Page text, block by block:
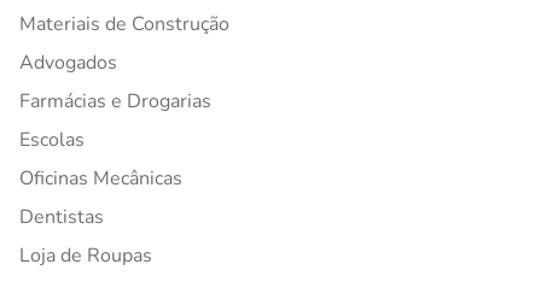
Materiais de Construção
Advogados
Farmácias e Drogarias
Escolas
Oficinas Mecânicas
Dentistas
Loja de Roupas